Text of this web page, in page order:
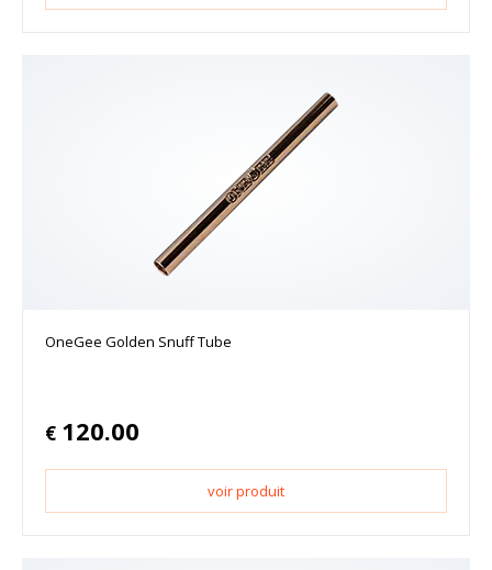
OneGee Golden Snuff Tube
€ 120.00
voir produit